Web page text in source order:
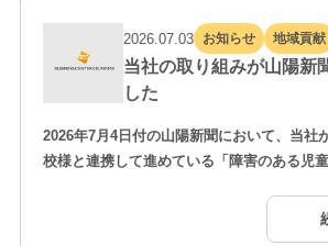
2026.07.03 お知らせ 地域貢献
当社の取り組みが山陽新
した
2026年7月4日付の山陽新聞において、当社
校様と連携して進めている「障害のある児
生時に児童・生徒が安全に避難できるよう
位置情報を活用して最寄りの避難所までの